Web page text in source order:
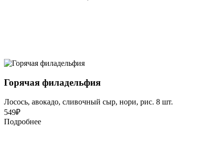
Горячая филадельфия
Лосось, авокадо, сливочный сыр, нори, рис. 8 шт.
549₽
Подробнее